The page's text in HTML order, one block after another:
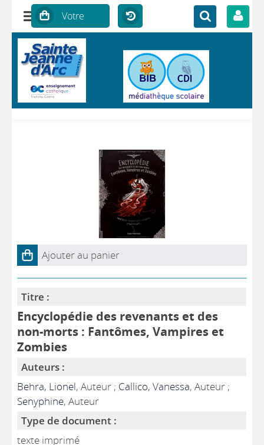
Ajouter au panier
Titre :
Encyclopédie des revenants et des
non-morts : Fantômes, Vampires et
Zombies
Auteurs :
Behra, Lionel, Auteur ; Callico, Vanessa, Auteur ;
Senyphine, Auteur
Type de document :
texte imprimé